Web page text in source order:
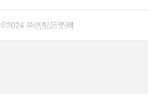
©2024 学搭配运势网